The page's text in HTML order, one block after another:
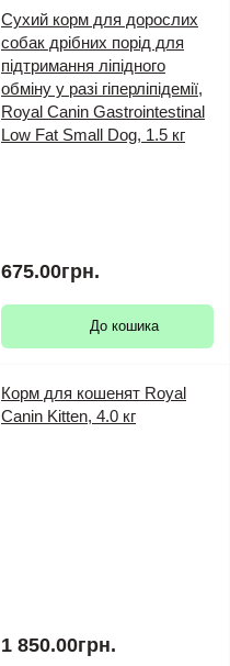
Сухий корм для дорослих
собак дрібних порід для
підтримання ліпідного
обміну у разі гіперліпідемії,
Royal Canin Gastrointestinal
Low Fat Small Dog, 1.5 кг
675.00грн.
До кошика
Корм для кошенят Royal
Canin Kitten, 4.0 кг
1 850.00грн.